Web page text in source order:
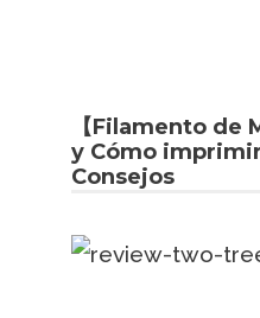
【Filamento de
y Cómo
Consejos